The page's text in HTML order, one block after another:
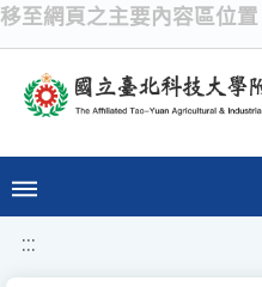
移至網頁之主要內容區位置
:::